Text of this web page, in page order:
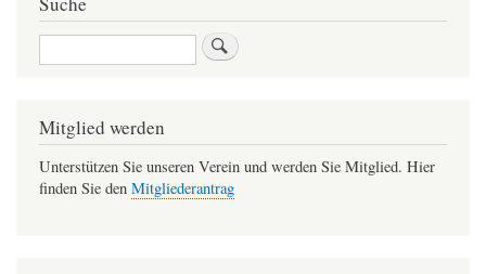
Suche
Mitglied werden
Unterstützen Sie unseren Verein und werden Sie Mitglied. Hier
finden Sie den Mitgliederantrag